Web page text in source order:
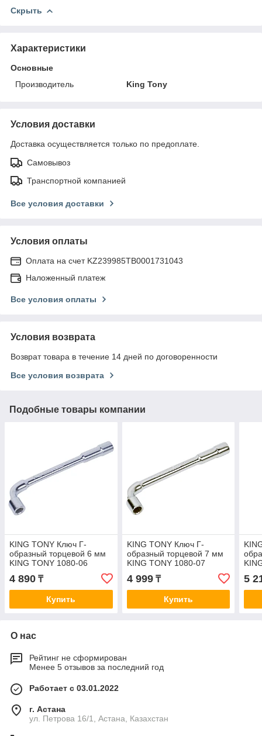
Скрыть
Характеристики
Основные
Производитель
King Tony
Условия доставки
Доставка осуществляется только по предоплате.
Самовывоз
Транспортной компанией
Все условия доставки
Условия оплаты
Оплата на счет KZ239985TB0001731043
Наложенный платеж
Все условия оплаты
Условия возврата
Возврат товара в течение 14 дней по договоренности
Все условия возврата
Подобные товары компании
KING TONY Ключ Г-
образный торцевой 6 мм
KING TONY 1080-06
4 890 ₸
Купить
KING TONY Ключ Г-
образный торцевой 7 мм
KING TONY 1080-07
4 999₸
Купить
5
О нас
Рейтинг не сформирован
Менее 5 отзывов за последний год
Работает с 03.01.2022
г. Астана
ул. Петрова 16/1, Астана, Казахстан